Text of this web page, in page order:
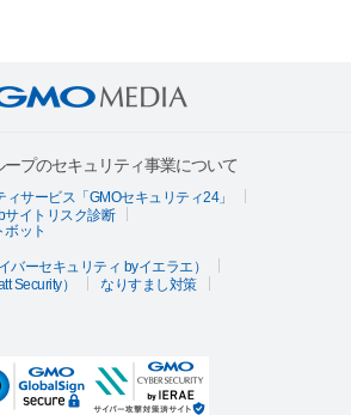
プのセキュリティ事業について
サービス「GMOセキュリティ24」
サイトリスク診断
ット
バーセキュリティ byイエラエ）
Security）
なりすまし対策